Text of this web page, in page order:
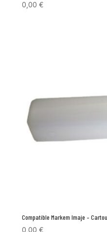
0,00 €
Compatible Markem Imaje –
0,00 €